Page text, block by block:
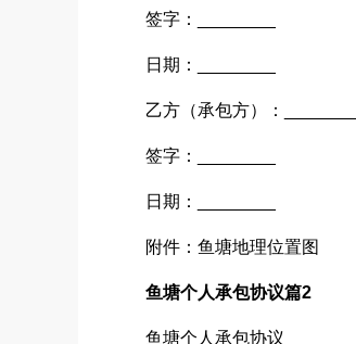
签字：________
日期：________
乙方（承包方）：________
签字：________
日期：________
附件：鱼塘地理位置图
鱼塘个人承包协议篇2
鱼塘个人承包协议